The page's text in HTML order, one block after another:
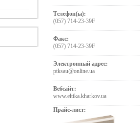
Телефон(ы):
(057) 714-23-39F
Факс:
(057) 714-23-39F
Электронный адрес:
ptksau@online.ua
Вебсайт:
www.eltika.kharkov.ua
Прайс-лист: